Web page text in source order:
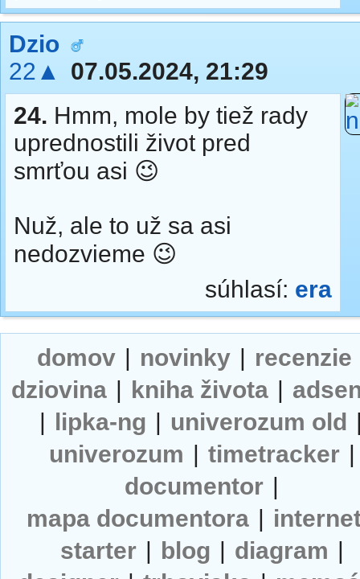
Dzio
22▲
07.05.2024, 21:29
24. Hmm, mole by tiež rady
uprednostili život pred
smrťou asi 😉
Nuž, ale to už sa asi
nedozvieme 😉
súhlasí: era
domov | novinky | recenzie
dziovina | kniha života |
| lipka-ng | univerozum old
univerozum | timetracker |
documentor |
mapa documentora |
starter | blog | diagram |